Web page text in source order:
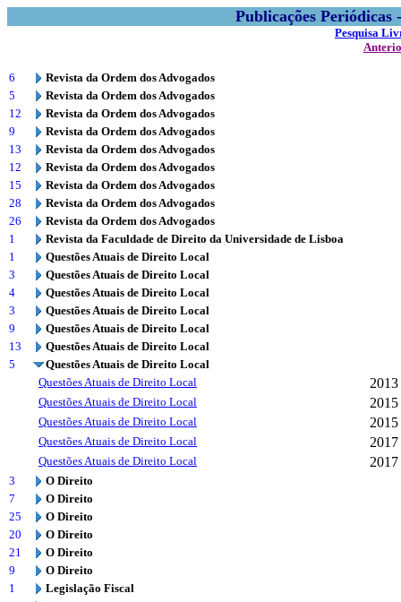
Publicações
Pesquisa
6
Revista da Ordem dos Advogados
5
Revista da Ordem dos Advogados
12
Revista da Ordem dos Advogados
9
Revista da Ordem dos Advogados
13
Revista da Ordem dos Advogados
12
Revista da Ordem dos Advogados
15
Revista da Ordem dos Advogados
28
Revista da Ordem dos Advogados
26
Revista da Ordem dos Advogados
1
Revista da Faculdade de Direito da Universidade de Lisboa
1
Questões Atuais de Direito Local
3
Questões Atuais de Direito Local
4
Questões Atuais de Direito Local
3
Questões Atuais de Direito Local
9
Questões Atuais de Direito Local
13
Questões Atuais de Direito Local
5
Questões Atuais de Direito Local
Questões Atuais de Direito Local
2013
Questões Atuais de Direito Local 2015
Questões Atuais de Direito Local 2015
Questões Atuais de Direito Local 2017
Questões Atuais de Direito Local 2017
3
O Direito
7
O Direito
25
O Direito
20
O Direito
21
O Direito
9
O Direito
1
Legislação Fiscal